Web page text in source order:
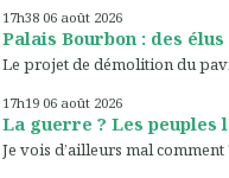
17h38 06 août 2026
Palais Bourbon : des
Le projet de démolition du
17h19 06 août 2026
La guerre ? Les peuples
Je vois d’ailleurs mal